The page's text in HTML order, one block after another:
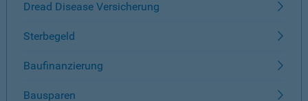
Dread Disease Versicherung
Sterbegeld
Baufinanzierung
Bausparen